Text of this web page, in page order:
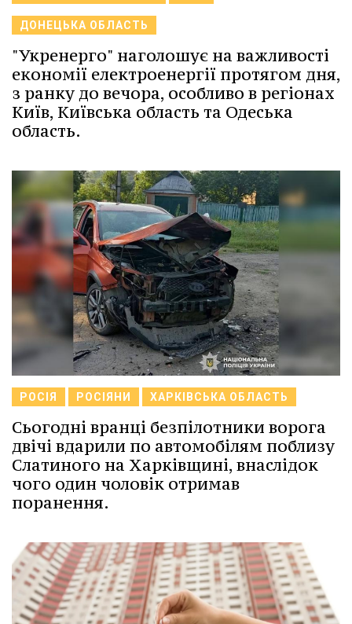
ДОНЕЦЬКА ОБЛАСТЬ
"Укренерго" наголошує на важливості
економії електроенергії протягом дня,
з ранку до вечора, особливо в регіонах
Київ, Київська область та Одеська
область.
РОСІЯ РОСІЯНИ ХАРКІВСЬКА ОБЛАСТЬ
Сьогодні вранці безпілотники ворога
двічі вдарили по автомобілям поблизу
Слатиного на Харківщині, внаслідок
чого один чоловік отримав
поранення.